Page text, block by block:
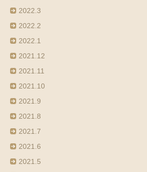
2022.3
2022.2
2022.1
2021.12
2021.11
2021.10
2021.9
2021.8
2021.7
2021.6
2021.5